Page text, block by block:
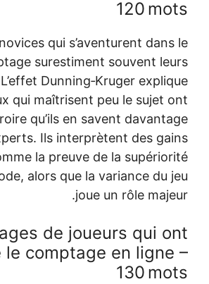
Les novices qui
comptage surestiment
capacités. L’effet
que ceux qui maîtrisent
tendance à croire qu’ils en
que les experts. Ils
ponctuels comme la preuve de
de leur méthode, alors que la
joue
Témoignages de
tenté le comptage